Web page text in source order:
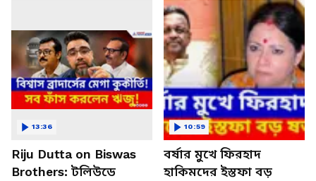
Riju Dutta on Biswas
Brothers: টলিউডে
13:36
বর্ষার মুখে ফিরহাদ
হাকিমদের ইস্তফা বড়
10:59